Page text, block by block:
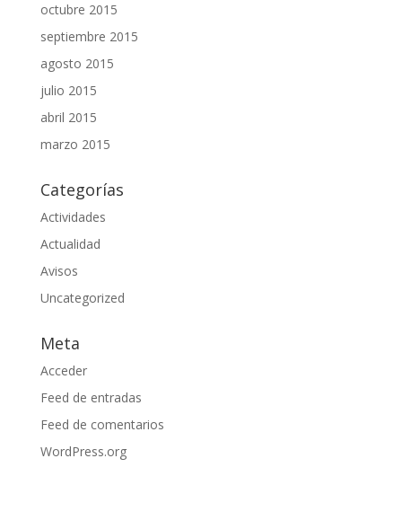
octubre 2015
septiembre 2015
agosto 2015
julio 2015
abril 2015
marzo 2015
Categorías
Actividades
Actualidad
Avisos
Uncategorized
Meta
Acceder
Feed de entradas
Feed de comentarios
WordPress.org